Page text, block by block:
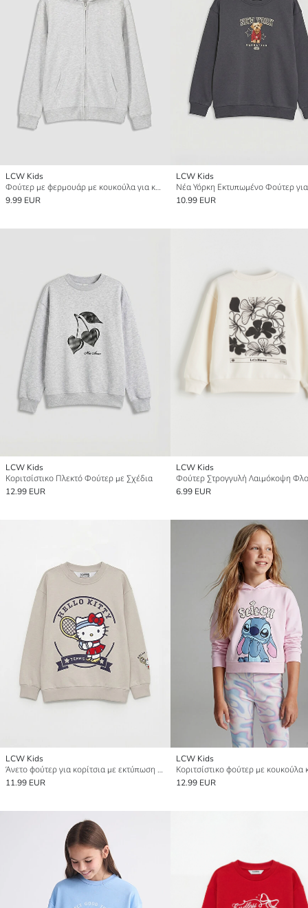
LCW Kids
Φούτερ με φερμουάρ με κουκούλα για κορίτσια
9.99 EUR
LCW Kids
10.99 EUR
LCW Kids
Κοριτσίστικο Πλεκτό Φούτερ με Σχέδια
12.99 EUR
LCW Kids
6.99 EUR
LCW Kids
Άνετο φούτερ για κορίτσια με εκτύπωση Hello Kitty
11.99 EUR
LCW Kids
12.99 EUR